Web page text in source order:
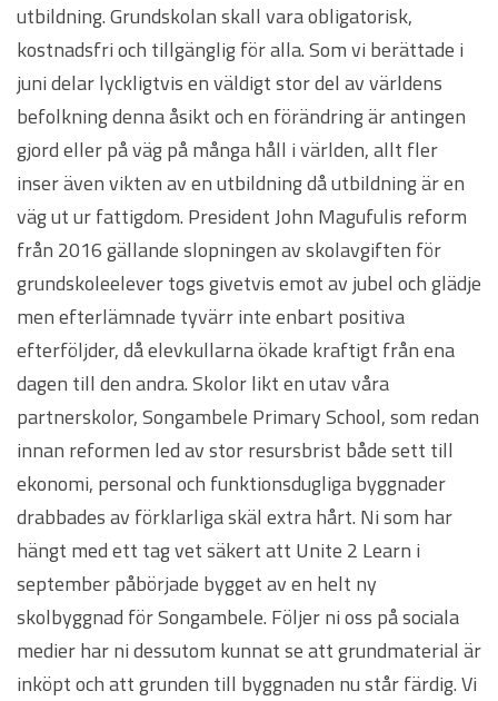
utbildning. Grundskolan skall vara obligatorisk,
kostnadsfri och tillgänglig för alla. Som vi berättade i
juni delar lyckligtvis en väldigt stor del av världens
befolkning denna åsikt och en förändring är antingen
gjord eller på väg på många håll i världen, allt fler
inser även vikten av en utbildning då utbildning är en
väg ut ur fattigdom. President John Magufulis reform
från 2016 gällande slopningen av skolavgiften för
grundskoleelever togs givetvis emot av jubel och glädje
men efterlämnade tyvärr inte enbart positiva
efterföljder, då elevkullarna ökade kraftigt från ena
dagen till den andra. Skolor likt en utav våra
partnerskolor, Songambele Primary School, som redan
innan reformen led av stor resursbrist både sett till
ekonomi, personal och funktionsdugliga byggnader
drabbades av förklarliga skäl extra hårt. Ni som har
hängt med ett tag vet säkert att Unite 2 Learn i
september påbörjade bygget av en helt ny
skolbyggnad för Songambele. Följer ni oss på sociala
medier har ni dessutom kunnat se att grundmaterial är
inköpt och att grunden till byggnaden nu står färdig. Vi